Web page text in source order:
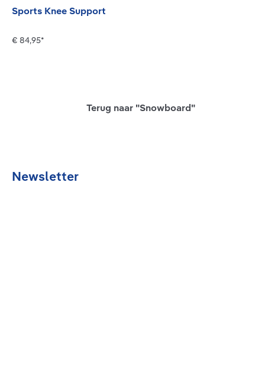
Sports Knee Support
€ 84,95*
Terug naar "Snowboard"
Newsletter